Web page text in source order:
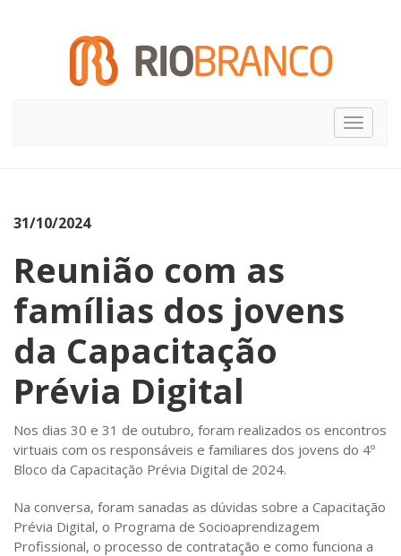
Toggle
31/10/2024
Reunião com as
famílias dos jovens
da Capacitação
Prévia Digital
Nos dias 30 e 31 de outubro, foram realizados os encontros
virtuais com os responsáveis e familiares dos jovens do 4º
Bloco da Capacitação Prévia Digital de 2024.
Na conversa, foram sanadas as dúvidas sobre a Capacitação
Prévia Digital, o Programa de Socioaprendizagem
Profissional, o processo de contratação e como funciona a